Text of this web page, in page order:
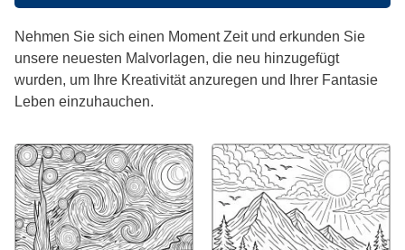
Nehmen Sie sich einen Moment Zeit und erkunden Sie
unsere neuesten Malvorlagen, die neu hinzugefügt
wurden, um Ihre Kreativität anzuregen und Ihrer Fantasie
Leben einzuhauchen.